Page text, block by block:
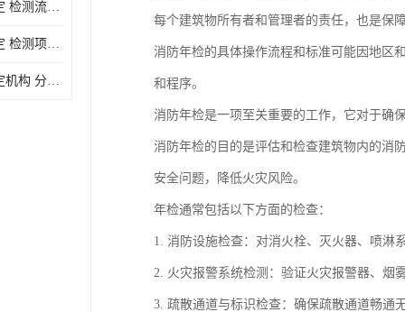
厦门厦门市房屋鉴定 检测流程规范 检测方式多样化
南平厦门市房屋鉴定 检测项目广 经验较为丰富
南平宁德市房屋鉴定机构 分析准确度高 可及时反馈数据结果
每个建筑物所有者和管理者的责任，也是保
消防年检的具体操作流程和标准可能因地区
和程序。
消防年检是一项至关重要的工作，它对于确
消防年检的目的是评估和检查建筑物内的消
安全问题，降低火灾风险。
年检通常包括以下方面的检查：
1. 消防设施检查：对消火栓、灭火器、喷淋
2. 火灾报警系统检测：验证火灾报警器、烟
3. 疏散通道与标识检查：确保疏散通道畅通